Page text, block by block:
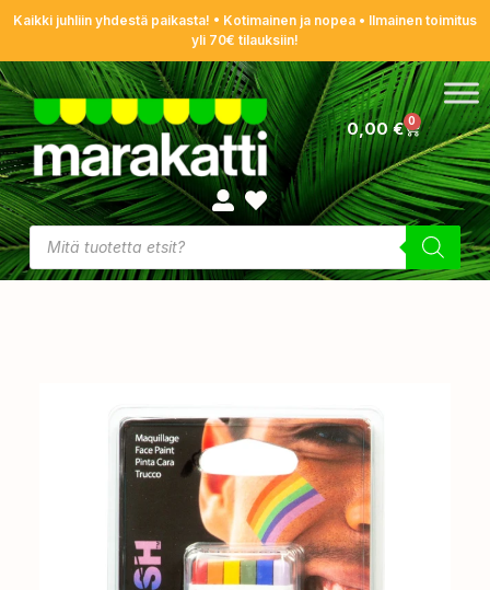
Kaikki juhliin yhdestä paikasta! • Kotimainen ja nopea • Ilmainen toimitus
yli 70€ tilauksiin!
0,00€ 0